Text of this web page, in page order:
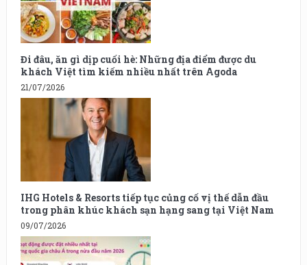
Đi đâu, ăn gì dịp cuối hè: Những địa điểm được du
khách Việt tìm kiếm nhiều nhất trên Agoda
21/07/2026
IHG Hotels & Resorts tiếp tục củng cố vị thế dẫn đầu
trong phân khúc khách sạn hạng sang tại Việt Nam
09/07/2026